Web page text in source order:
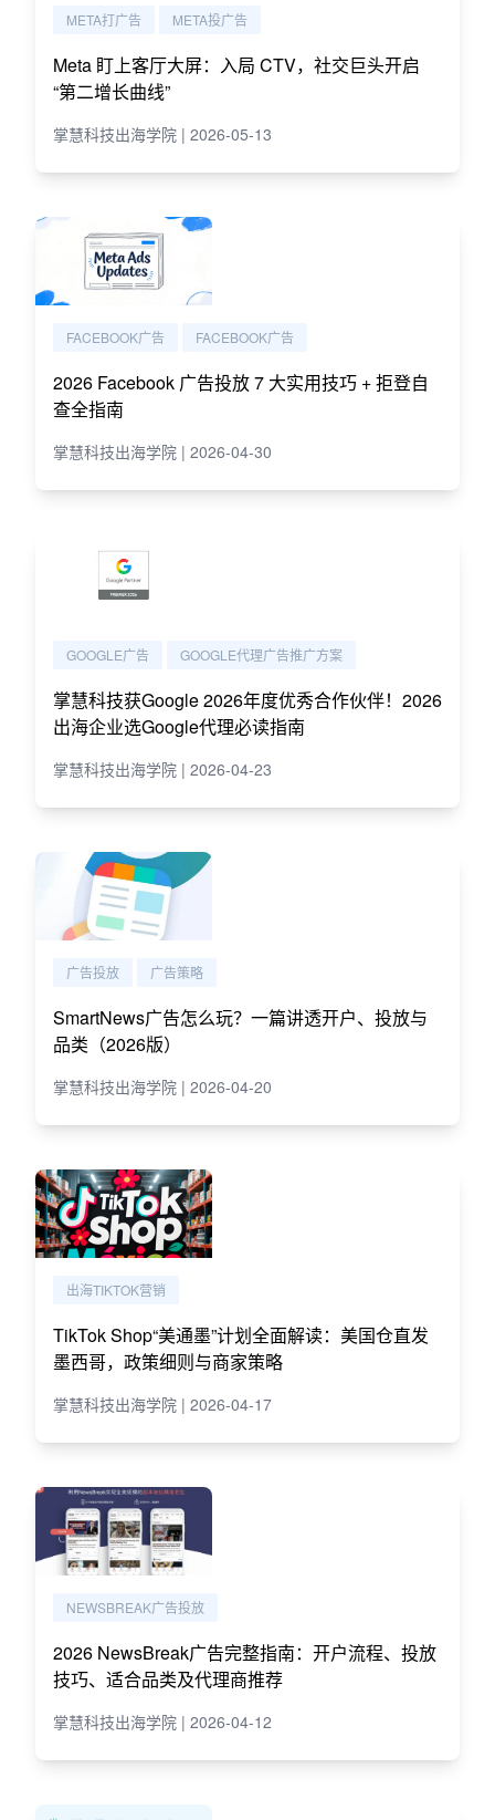
META打广告 META投广告
Meta 盯上客厅大屏：入局 CTV，社交巨头开启
“第二增长曲线”
掌慧科技出海学院 | 2026-05-13
FACEBOOK广告 FACEBOOK广告
2026 Facebook 广告投放 7 大实用技巧 + 拒登自
查全指南
掌慧科技出海学院 | 2026-04-30
GOOGLE广告 GOOGLE代理广告推广方案
掌慧科技获Google 2026年度优秀合作伙伴！2026
出海企业选Google代理必读指南
掌慧科技出海学院 | 2026-04-23
广告投放 广告策略
SmartNews广告怎么玩？一篇讲透开户、投放与
品类（2026版）
掌慧科技出海学院 | 2026-04-20
出海TIKTOK营销
TikTok Shop“美通墨”计划全面解读：美国仓直发
墨西哥，政策细则与商家策略
掌慧科技出海学院 | 2026-04-17
NEWSBREAK广告投放
2026 NewsBreak广告完整指南：开户流程、投放
技巧、适合品类及代理商推荐
掌慧科技出海学院 | 2026-04-12